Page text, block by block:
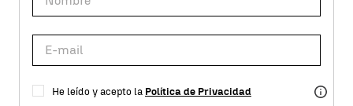
He leído y acepto la Política de Privacidad